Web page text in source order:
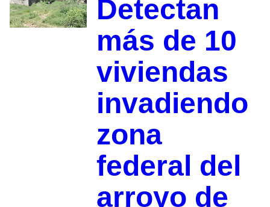
Detectan
más de 10
viviendas
invadiendo
zona
federal del
arroyo de